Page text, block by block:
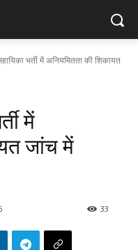
भर्ती में अनियमितता की शिकायत
में
जांच में
33